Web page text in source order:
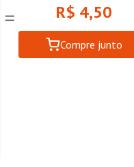
R$ 4,50
Compre junto